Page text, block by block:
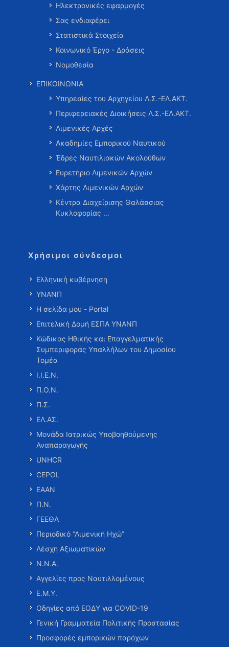
Ηλεκτρονικές εφαρμογές
Σας ενδιαφέρει
Στατιστικά Στοιχεία
Κοινωνικό Έργο - Δράσεις
Νομοθεσία
ΕΠΙΚΟΙΝΩΝΙΑ
Υπηρεσίες του Αρχηγείου Λ.Σ.-ΕΛ.ΑΚΤ.
Περιφερειακές Διοικήσεις Λ.Σ.-ΕΛ.ΑΚΤ.
Λιμενικές Αρχές
Ακαδημίες Εμπορικού Ναυτικού
Έδρες Ναυτιλιακών Ακολούθων
Ευρετήριο Λιμενικών Αρχών
Χάρτης Λιμενικών Αρχών
Κέντρα Διαχείρισης Θαλάσσιας
Κυκλοφορίας …
Χρήσιμοι σύνδεσμοι
Ελληνική κυβέρνηση
ΥΝΑΝΠ
Η σελίδα μου - Portal
Επιτελική Δομή ΕΣΠΑ ΥΝΑΝΠ
Κώδικας Ηθικής και Επαγγελματικής
Συμπεριφοράς Υπαλλήλων του Δημοσίου
Τομέα
Ι.Ι.Ε.Ν.
Π.Ο.Ν.
Π.Σ.
ΕΛ.ΑΣ.
Μονάδα Ιατρικώς Υποβοηθούμενης
Αναπαραγωγής
UNHCR
CEPOL
ΕΑΑΝ
Π.Ν.
ΓΕΕΘΑ
Περιοδικό “Λιμενική Ηχώ”
Λέσχη Αξιωματικών
Ν.Ν.Α.
Αγγελίες προς Ναυτιλλομένους
Ε.Μ.Υ.
Οδηγίες από ΕΟΔΥ για COVID-19
Γενική Γραμματεία Πολιτικής Προστασίας
Προσφορές εμπορικών παρόχων